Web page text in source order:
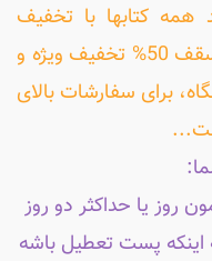
همه کتابها با تخفیف
انجام می شود و کلیه کتاب ها تا سقف 50% تخفیف ویژه و
برای سفارشات بالای
روز یا حداکثر دو روز
پست تعطیل باشه